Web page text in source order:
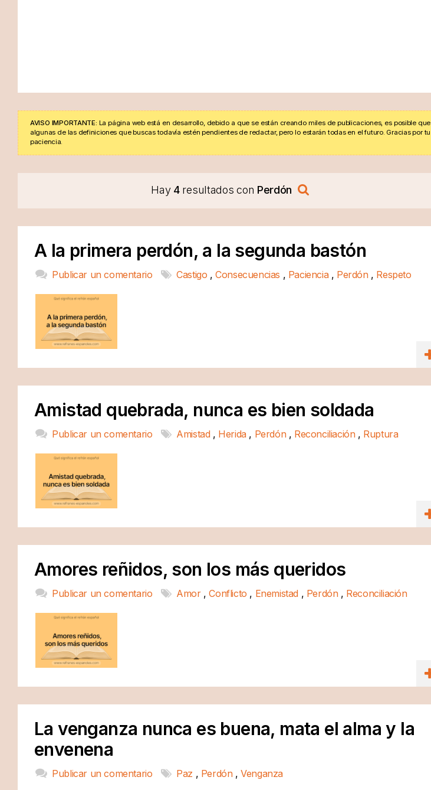
AVISO IMPORTANTE: La página web está en desarrollo, debido a que se están creando miles de publicaciones, es posible que
algunas de las definiciones que buscas todavía estén pendientes de redactar, pero lo estarán todas en el futuro. Gracias por tu
paciencia.
Hay 4resultados con Perdón
A la primera perdón, a la segunda bastón
Publicar un comentario Castigo ,Consecuencias , Paciencia , Perdón , Respeto
Amistad quebrada, nunca es bien soldada
Publicar un comentario Amistad , Herida , Perdón , Reconciliación , Ruptura
Amores reñidos, son los más queridos
Publicar un comentario Amor ,Conflicto , Enemistad , Perdón , Reconciliación
La venganza nunca es buena, mata el alma y la
envenena
Publicar un comentario Paz , Perdón ,Venganza